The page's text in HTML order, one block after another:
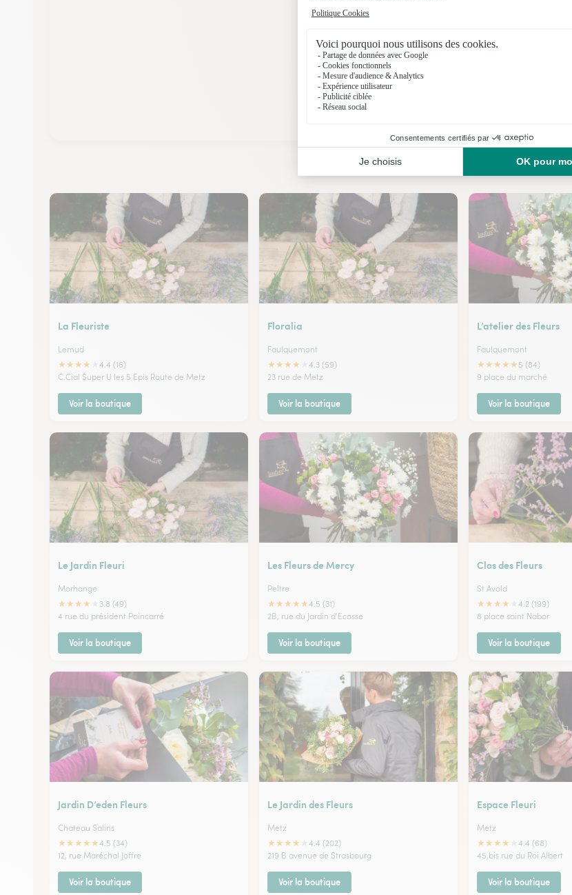
Nos fleuristes à Herny
La Fleuriste
Lemud
★★★★
4.4 (16)
C.Cial Super U les 5 Epis Route de Metz
Voir la boutique
Floralia
Faulquemont
★★★★
4.3 (59)
23 rue de Metz
Voir la boutique
L’atelier des Fleurs
Faulquemont
★★★★★ 5 (84)
9 place du marché
Voir la boutique
Le Jardin Fleuri
Morhange
★★★★
3.8 (49)
4 rue du président Poincarré
Voir la boutique
Les Fleurs de Mercy
Peltre
★★★★★4.5 (31)
2B, rue du Jardin d'Ecosse
Voir la boutique
Clos des Fleurs
St Avold
★★★★
4.2 (199)
8 place saint Nabor
Voir la boutique
Jardin D’eden Fleurs
Chateau Salins
★★★★★4.5 (34)
12, rue Maréchal Joffre
Voir la boutique
Le Jardin des Fleurs
Metz
★★★★
4.4 (202)
219 B avenue de Strasbourg
Voir la boutique
Espace Fleuri
Metz
★★★★
4.4 (68)
45,bis rue du Roi Albert
Voir la boutique